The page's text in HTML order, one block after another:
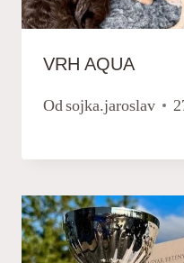
VRH AQUA
Odsojka.jaroslav